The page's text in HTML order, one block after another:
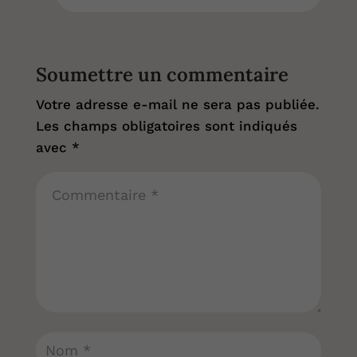
Soumettre un commentaire
Votre adresse e-mail ne sera pas publiée.
Les champs obligatoires sont indiqués
avec *